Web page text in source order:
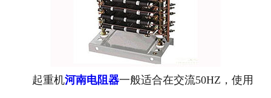
河南电气控制系统
河南频敏变阻器
河南主令控制器
起重机河南电阻器一般适合在交流50HZ，使用